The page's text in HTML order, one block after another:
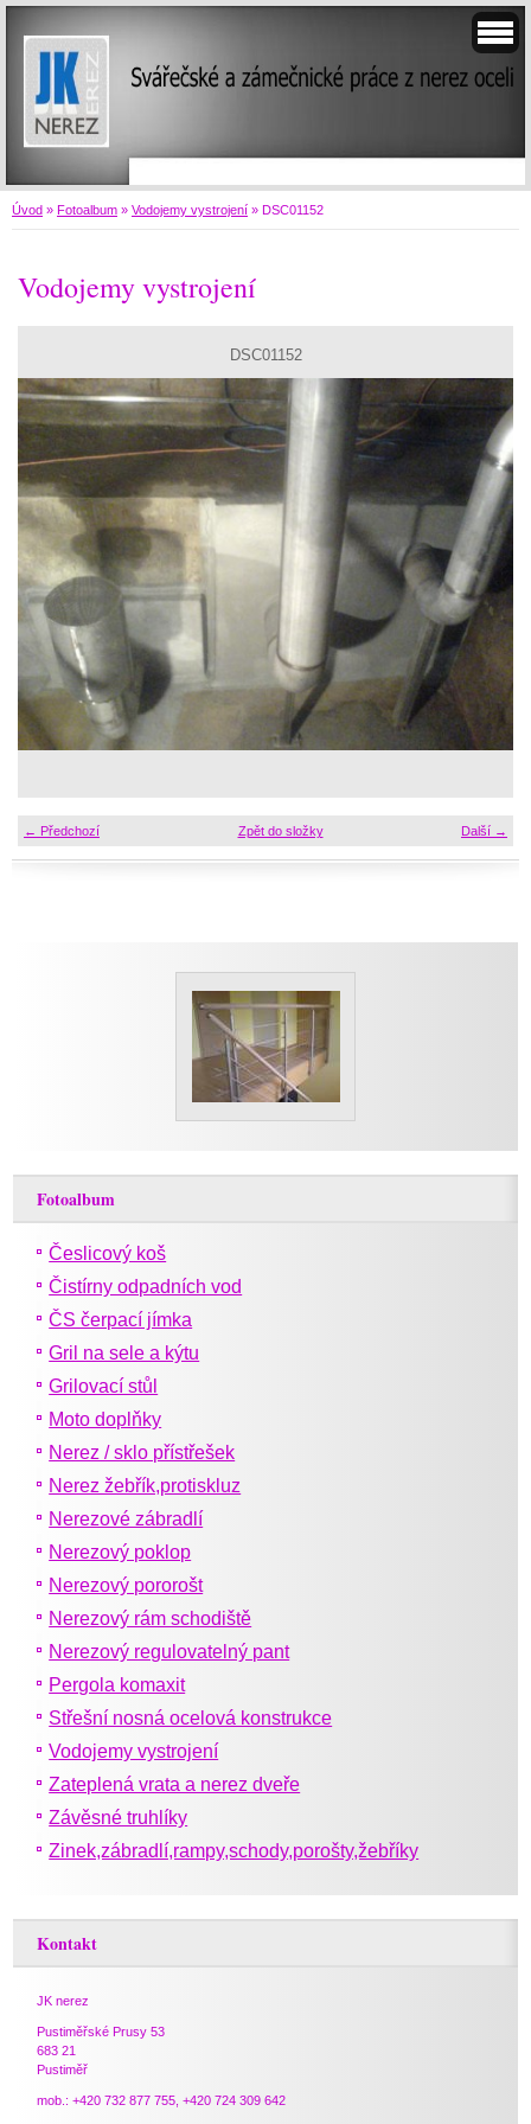
Úvod » Fotoalbum » Vodojemy vystrojení » DSC01152
Vodojemy vystrojení
DSC01152
← Předchozí Další →
Zpět do složky
Fotoalbum
Česlicový koš
Čistírny odpadních vod
ČS čerpací jímka
Gril na sele a kýtu
Grilovací stůl
Moto doplňky
Nerez / sklo přístřešek
Nerez žebřík,protiskluz
Nerezové zábradlí
Nerezový poklop
Nerezový pororošt
Nerezový rám schodiště
Nerezový regulovatelný pant
Pergola komaxit
Střešní nosná ocelová konstrukce
Vodojemy vystrojení
Zateplená vrata a nerez dveře
Závěsné truhlíky
Zinek,zábradlí,rampy,schody,porošty,žebříky
Kontakt
JK nerez
Pustiměřské Prusy 53
683 21
Pustiměř
mob.: +420 732 877 755, +420 724 309 642